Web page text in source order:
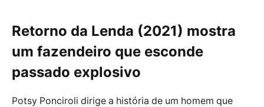
Retorno da Lenda (2021) mostra
um fazendeiro que esconde
passado explosivo
Potsy Ponciroli dirige a história de um homem que